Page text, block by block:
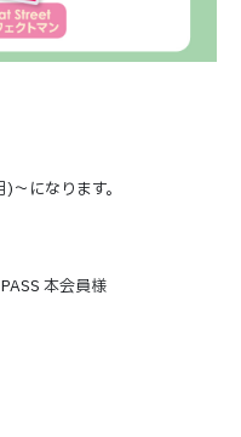
になります。
本会員様